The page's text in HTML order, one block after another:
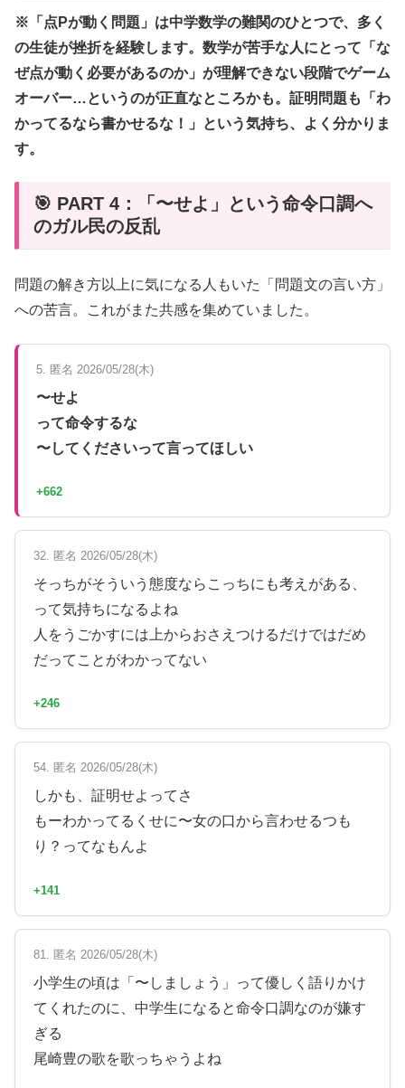
※「点Pが動く問題」は中学数学の難関のひとつで、多く
の生徒が挫折を経験します。数学が苦手な人にとって「な
ぜ点が動く必要があるのか」が理解できない段階でゲーム
オーバー…というのが正直なところかも。証明問題も「わ
かってるなら書かせるな！」という気持ち、よく分かりま
す。
🎯 PART 4：「〜せよ」という命令口調へ
のガル民の反乱
問題の解き方以上に気になる人もいた「問題文の言い方」
への苦言。これがまた共感を集めていました。
5. 匿名 2026/05/28(木)
〜せよ
って命令するな
〜してくださいって言ってほしい
+662
32. 匿名 2026/05/28(木)
そっちがそういう態度ならこっちにも考えがある、
って気持ちになるよね
人をうごかすには上からおさえつけるだけではだめ
だってことがわかってない
+246
54. 匿名 2026/05/28(木)
しかも、証明せよってさ
もーわかってるくせに〜女の口から言わせるつも
り？ってなもんよ
+141
81. 匿名 2026/05/28(木)
小学生の頃は「〜しましょう」って優しく語りかけ
てくれたのに、中学生になると命令口調なのが嫌す
ぎる
尾崎豊の歌を歌っちゃうよね